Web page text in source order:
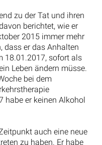
zu der Tat und ihren
berichtet, wie er
2015 immer mehr
dass er das Anhalten
18.01.2017, sofort als
Leben ändern müsse.
bei dem
habe er keinen Alkohol
auch eine neue
zu haben. Er habe